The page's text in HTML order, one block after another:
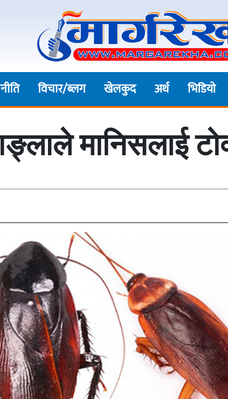
विचार/ब्लग खेलकुद अर्थ भिडियाे
मानिसलाई